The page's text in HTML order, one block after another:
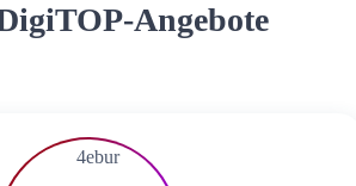
Angebote